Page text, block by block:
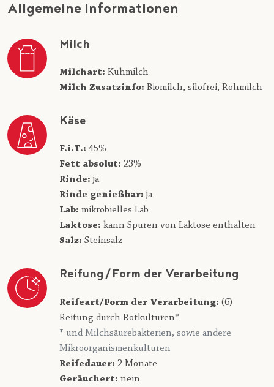
Allgemeine Informationen
Milch
Milchart: Kuhmilch
Milch Zusatzinfo: Biomilch, silofrei, Rohmilch
Käse
F.i.T.: 45%
Fett absolut: 23%
Rinde: ja
Rinde genießbar: ja
Lab: mikrobielles Lab
Laktose: kann Spuren von Laktose enthalten
Salz: Steinsalz
Reifung/Form der Verarbeitung
Reifeart/Form der Verarbeitung: (6)
Reifung durch Rotkulturen*
* und Milchsäurebakterien, sowie andere
Mikroorganismenkulturen
Reifedauer: 2 Monate
Geräuchert: nein